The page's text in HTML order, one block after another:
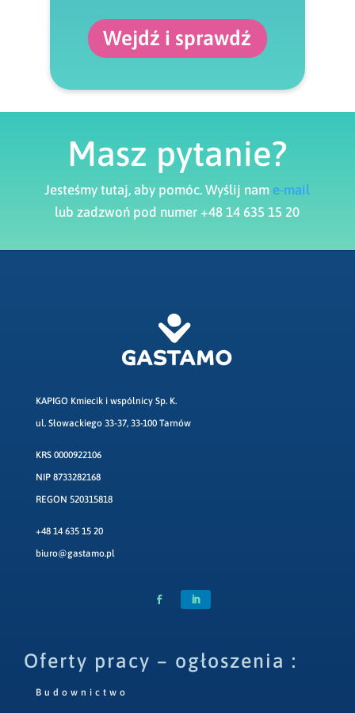
Wejdź i sprawdź
Masz pytanie?
Jesteśmy tutaj, aby pomóc. Wyślij nam e-mail
lub zadzwoń pod numer +48 14 635 15 20
KAPIGO Kmiecik i wspólnicy Sp. K.
ul. Słowackiego 33-37, 33-100 Tarnów
KRS 0000922106
NIP 8733282168
REGON 520315818
+48 14 635 15 20
biuro@gastamo.pl
Oferty pracy – ogłoszenia :
Budownictwo